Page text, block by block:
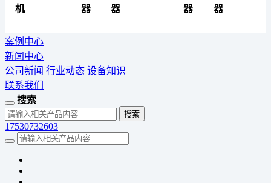
机
器
器
器
器
案例中心
新闻中心
公司新闻 行业动态 设备知识
联系我们
搜索
17530732603